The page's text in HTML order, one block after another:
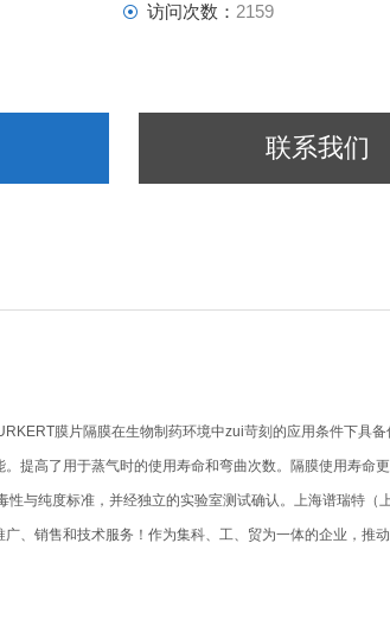
访问次数： 2159
联系我们
膜片隔膜在生物制药环境中zui苛刻的应用条件下具备
提高了用于蒸气时的使用寿命和弯曲次数。隔膜使用寿命
与纯度标准，并经独立的实验室测试确认。上海谱瑞特（
、销售和技术服务！作为集科、工、贸为一体的企业，推